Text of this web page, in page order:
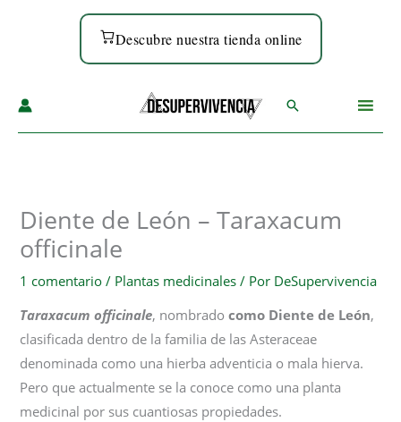
Descubre nuestra tienda online
Buscar
Diente de León – Taraxacum
officinale
1 comentario / Plantas medicinales / Por DeSupervivencia
Taraxacum officinale, nombradocomo Diente de León,
clasificada dentro de la familia de las Asteraceae
denominada como una hierba adventicia o mala hierva.
Pero que actualmente se la conoce como una planta
medicinal por sus cuantiosas propiedades.